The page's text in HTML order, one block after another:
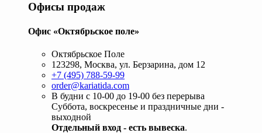
Офисы продаж
Офис «Октябрьское поле»
Октябрьское Поле
123298, Москва, ул. Берзарина, дом 12
+7 (495) 788-59-99
order@kariatida.com
В будни с 10-00 до 19-00 без перерыва
Суббота, воскресенье и праздничные дни -
выходной
Отдельный вход - есть вывеска.